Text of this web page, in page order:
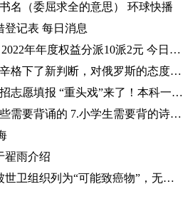
名（委屈求全的意思） 环球快播
登记表 每日消息
协和电子(605258.SH)：2022年年度权益分派10派2元 今日热议
普京会是什么下场，基辛格下了新判断，对俄罗斯的态度完全变了！|全球时快讯
【天天聚看点】河南高招志愿填报 “重头戏”来了！本科一批、二批志愿30日起填报
环球最新：小学古诗哪些需要背诵的 7.小学生需要背的诗词有多少首
翟雨介绍
这款甜味剂或于7月起被世卫组织列为“可能致癌物”，无糖可乐、口香糖中普遍有它|全球热头条